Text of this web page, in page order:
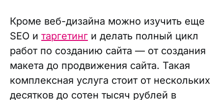
Кроме веб-дизайна можно изучить еще
SEO и таргетинг и делать полный цикл
работ по созданию сайта — от создания
макета до продвижения сайта. Такая
комплексная услуга стоит от нескольких
десятков до сотен тысяч рублей в